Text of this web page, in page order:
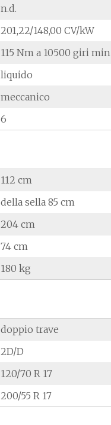
n.d.
201,22/148,00 CV/kW
115 Nm a 10500 giri min
liquido
meccanico
6
112 cm
della sella 85 cm
204 cm
74 cm
180 kg
doppio trave
2D/D
120/70 R 17
200/55 R 17